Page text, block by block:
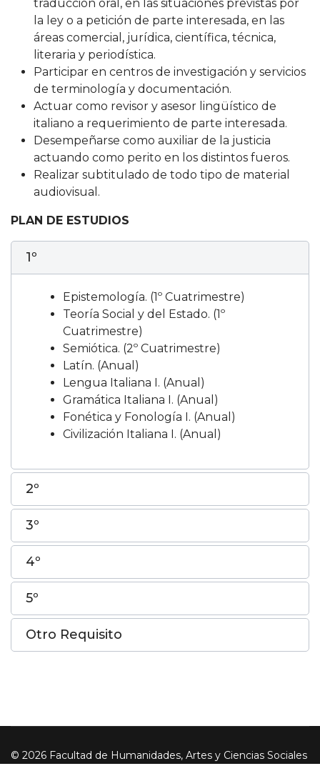
traducción oral, en las situaciones previstas por
la ley o a petición de parte interesada, en las
áreas comercial, jurídica, científica, técnica,
literaria y periodística.
Participar en centros de investigación y servicios
de terminología y documentación.
Actuar como revisor y asesor lingüístico de
italiano a requerimiento de parte interesada.
Desempeñarse como auxiliar de la justicia
actuando como perito en los distintos fueros.
Realizar subtitulado de todo tipo de material
audiovisual.
PLAN DE ESTUDIOS
1º
Epistemología. (1º Cuatrimestre)
Teoría Social y del Estado. (1º
Cuatrimestre)
Semiótica. (2º Cuatrimestre)
Latín. (Anual)
Lengua Italiana I. (Anual)
Gramática Italiana I. (Anual)
Fonética y Fonología I. (Anual)
Civilización Italiana I. (Anual)
2º
3º
4º
5º
Otro Requisito
© 2026 Facultad de Humanidades, Artes y Ciencias Sociales